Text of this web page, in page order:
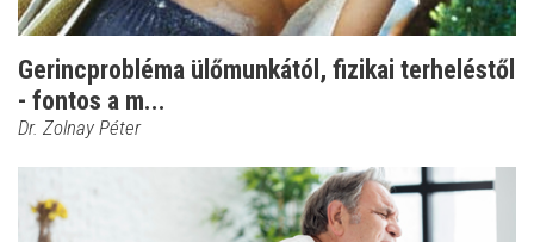
Gerincprobléma ülőmunkától, fizikai terheléstől
- fontos a m...
Dr. Zolnay Péter